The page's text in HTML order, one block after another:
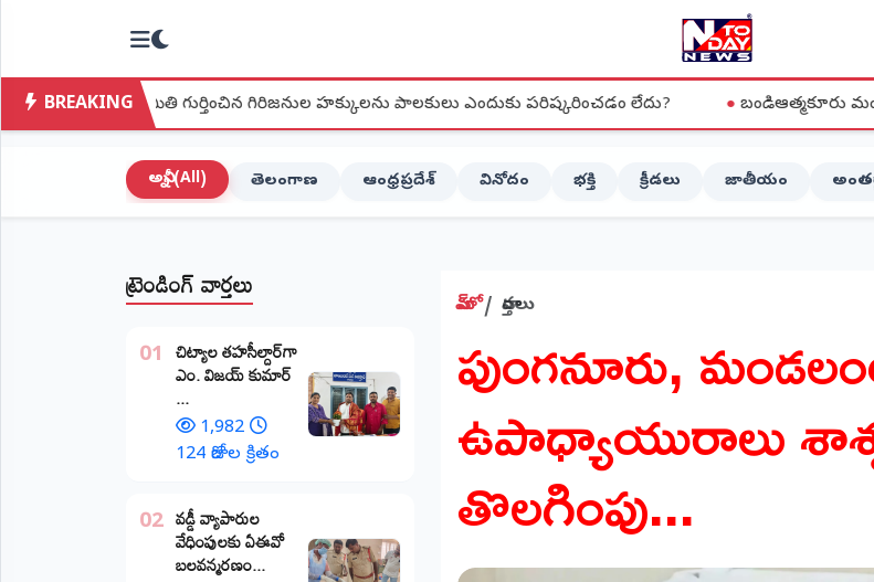
NTODAY×
హోమ్
BREAKING
గుర్తించిన గిరిజనుల హక్కులను పాలకులు ఎందుకు పరిష్కరించడం లేదు? ● బండిఆత్మకూరు మండలం పార్నపల్లె
అన్నీ (All) తెలంగాణ ఆంధ్రప్రదేశ్ వినోదం భక్తి క్రీడలు జాతీయం
ట్రెండింగ్ వార్తలు
01 ​చిట్యాల తహసీల్దార్‌గా
ఎం. విజయ్ కుమార్
...
1,982
124 రోజుల క్రితం
02 వడ్డీ వ్యాపారుల
వేధింపులకు ఏఈవో
బలవన్మరణం...
హోమ్ వార్తలు
పుంగనూరు,
ఉపాధ్యాయురాలు
తొలగింపు...